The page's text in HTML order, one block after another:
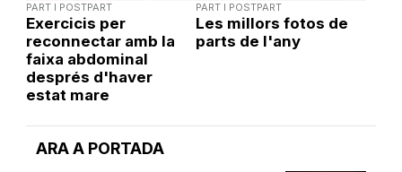
ARA A PORTADA
PART I POSTPART
Exercicis per
reconnectar amb la
faixa abdominal
després d'haver
estat mare
PART I POSTPART
Les millors fotos de
parts de l'any